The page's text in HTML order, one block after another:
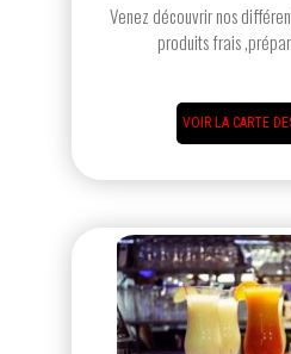
Venez découvrir nos
produits frais
VOIR LA CARTE